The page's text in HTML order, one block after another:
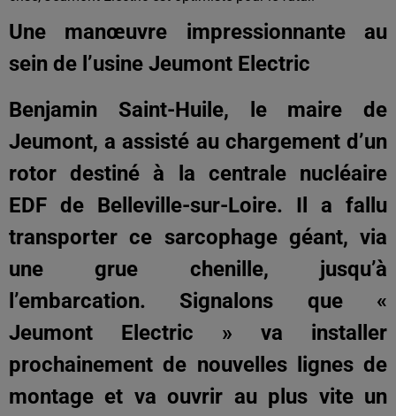
Une manœuvre impressionnante au
sein de l’usine Jeumont Electric
Benjamin Saint-Huile, le maire de
Jeumont, a assisté au chargement d’un
rotor destiné à la centrale nucléaire
EDF de Belleville-sur-Loire. Il a fallu
transporter ce sarcophage géant, via
une grue chenille, jusqu’à
l’embarcation. Signalons que «
Jeumont Electric » va installer
prochainement de nouvelles lignes de
montage et va ouvrir au plus vite un